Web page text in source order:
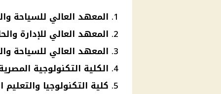
المعهد العالي للسياحة
المعهد العالي للإدارة
المعهد العالي للسياحة
الكلية التكنولوجية
كلية التكنولوجيا